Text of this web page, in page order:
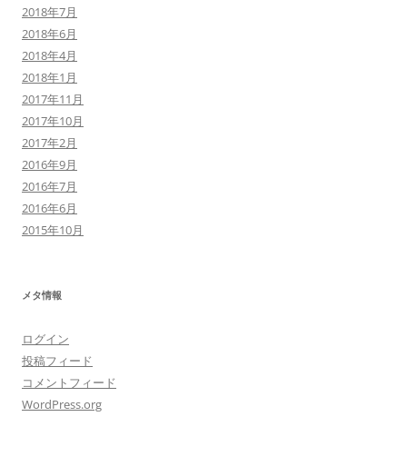
2018年7月
2018年6月
2018年4月
2018年1月
2017年11月
2017年10月
2017年2月
2016年9月
2016年7月
2016年6月
2015年10月
メタ情報
ログイン
投稿フィード
コメントフィード
WordPress.org